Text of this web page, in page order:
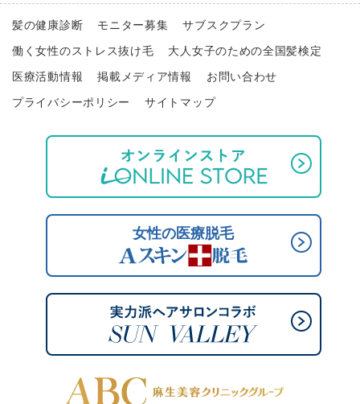
髪の健康診断 モニター募集
サブスクプラン
働く女性のストレス抜け毛
大人女子のための全国髪検定
医療活動情報
掲載メディア情報
お問い合わせ
プライバシーポリシー
サイトマップ